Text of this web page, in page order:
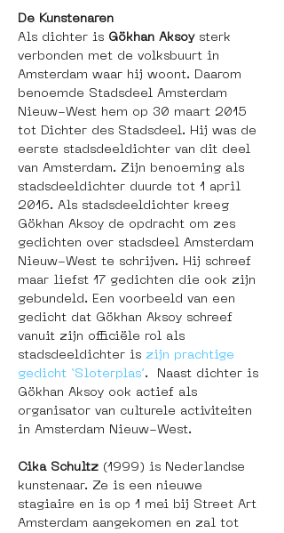
De Kunstenaren
Als dichter is Gökhan Aksoy sterk
verbonden met de volksbuurt in
Amsterdam waar hij woont. Daarom
benoemde Stadsdeel Amsterdam
Nieuw-West hem op 30 maart 2015
tot Dichter des Stadsdeel. Hij was de
eerste stadsdeeldichter van dit deel
van Amsterdam. Zijn benoeming als
stadsdeeldichter duurde tot 1 april
2016. Als stadsdeeldichter kreeg
Gökhan Aksoy de opdracht om zes
gedichten over stadsdeel Amsterdam
Nieuw-West te schrijven. Hij schreef
maar liefst 17 gedichten die ook zijn
gebundeld. Een voorbeeld van een
gedicht dat Gökhan Aksoy schreef
vanuit zijn officiële rol als
stadsdeeldichter is zijn prachtige
gedicht ‘Sloterplas’.  Naast dichter is
Gökhan Aksoy ook actief als
organisator van culturele activiteiten
in Amsterdam Nieuw-West.
Cika Schultz (1999) is Nederlandse
kunstenaar. Ze is een nieuwe
stagiaire en is op 1 mei bij Street Art
Amsterdam aangekomen en zal tot